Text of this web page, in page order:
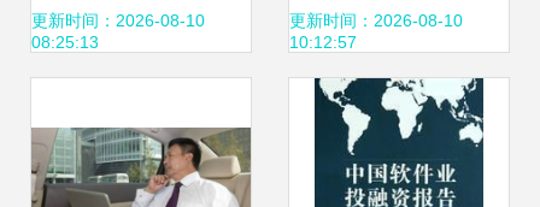
差异解析
更新时间：2026-08-10
08:25:13
于“沟通”的智能化
转型利器
更新时间：2026-08-10
10:12:57